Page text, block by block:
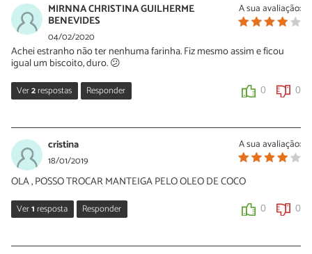
A sua avaliação:
MIRNNA CHRISTINA GUILHERME
BENEVIDES
04/02/2020
Achei estranho não ter nenhuma farinha. Fiz mesmo assim e ficou
igual um biscoito, duro. 😕
Ver2respostas Responder 0 0
05/02/2020
Oi Mirnna, esta receita é sem farinha mesmo. Da próxima vez que
preparar não deixe tanto tempo no microondas, assim o bolo
ficará macio.
0 0
Mirnna
A sua avaliação:
cristina
18/01/2019
OLA , POSSO TROCAR MANTEIGA PELO OLEO DE COCO
Ver1resposta Responder 0 0